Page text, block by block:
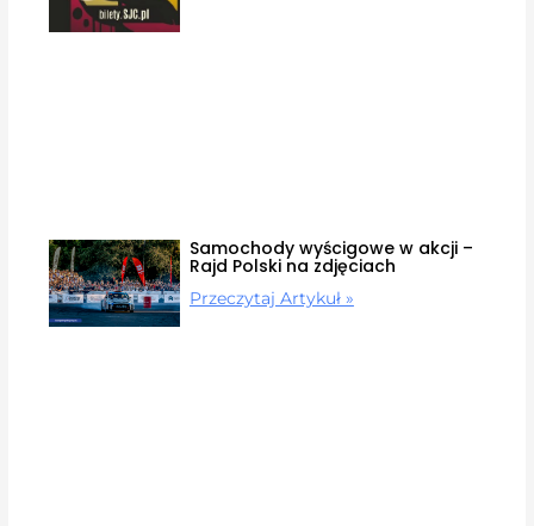
Samochody wyścigowe w akcji –
Rajd Polski na zdjęciach
Przeczytaj Artykuł »